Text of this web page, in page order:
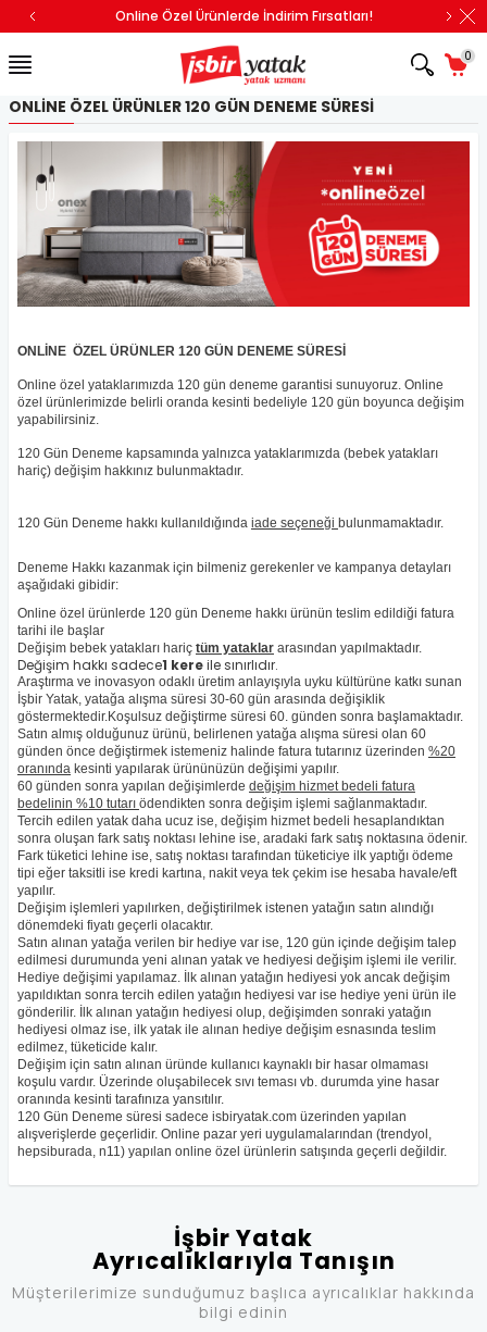
Online Özel Ürünlerde İndirim Fırsatları!
0
ONLINE ÖZEL ÜRÜNLER 120 GÜN DENEME SÜRESI
ONLİNE ÖZEL ÜRÜNLER 120 GÜN DENEME SÜRESİ
Online özel yataklarımızda 120 gün deneme garantisi sunuyoruz. Online
özel ürünlerimizde belirli oranda kesinti bedeliyle 120 gün boyunca değişim
yapabilirsiniz.
120 Gün Deneme kapsamında yalnızca yataklarımızda (bebek yatakları
hariç) değişim hakkınız bulunmaktadır.
120 Gün Deneme hakkı kullanıldığında iade seçeneği bulunmamaktadır.
Deneme Hakkı kazanmak için bilmeniz gerekenler ve kampanya detayları
aşağıdaki gibidir:
Online özel ürünlerde 120 gün Deneme hakkı ürünün teslim edildiği fatura
tarihi ile başlar
Değişim bebek yatakları hariç tüm yataklar arasından yapılmaktadır.
Değişim hakkı sadece1 kereile sınırlıdır.
Araştırma ve inovasyon odaklı üretim anlayışıyla uyku kültürüne katkı sunan
İşbir Yatak, yatağa alışma süresi 30-60 gün arasında değişiklik
göstermektedir.Koşulsuz değiştirme süresi 60. günden sonra başlamaktadır.
Satın almış olduğunuz ürünü, belirlenen yatağa alışma süresi olan 60
günden önce değiştirmek istemeniz halinde fatura tutarınız üzerinden %20
oranında kesinti yapılarak ürününüzün değişimi yapılır.
60 günden sonra yapılan değişimlerde değişim hizmet bedeli fatura
bedelinin %10 tutarı ödendikten sonra değişim işlemi sağlanmaktadır.
Tercih edilen yatak daha ucuz ise, değişim hizmet bedeli hesaplandıktan
sonra oluşan fark satış noktası lehine ise, aradaki fark satış noktasına ödenir.
Fark tüketici lehine ise, satış noktası tarafından tüketiciye ilk yaptığı ödeme
tipi eğer taksitli ise kredi kartına, nakit veya tek çekim ise hesaba havale/eft
yapılır.
Değişim işlemleri yapılırken, değiştirilmek istenen yatağın satın alındığı
dönemdeki fiyatı geçerli olacaktır.
Satın alınan yatağa verilen bir hediye var ise, 120 gün içinde değişim talep
edilmesi durumunda yeni alınan yatak ve hediyesi değişim işlemi ile verilir.
Hediye değişimi yapılamaz. İlk alınan yatağın hediyesi yok ancak değişim
yapıldıktan sonra tercih edilen yatağın hediyesi var ise hediye yeni ürün ile
gönderilir. İlk alınan yatağın hediyesi olup, değişimden sonraki yatağın
hediyesi olmaz ise, ilk yatak ile alınan hediye değişim esnasında teslim
edilmez, tüketicide kalır.
Değişim için satın alınan üründe kullanıcı kaynaklı bir hasar olmaması
koşulu vardır. Üzerinde oluşabilecek sıvı teması vb. durumda yine hasar
oranında kesinti tarafınıza yansıtılır.
120 Gün Deneme süresi sadece isbiryatak.com üzerinden yapılan
alışverişlerde geçerlidir. Online pazar yeri uygulamalarından (trendyol,
hepsiburada, n11) yapılan online özel ürünlerin satışında geçerli değildir.
İşbir Yatak
Ayrıcalıklarıyla Tanışın
Müşterilerimize sunduğumuz başlıca ayrıcalıklar hakkında
bilgi edinin